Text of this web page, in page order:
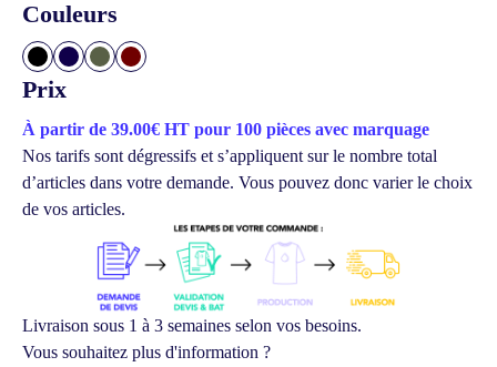
Couleurs
Prix
À partir de 39.00€ HT pour 100 pièces avec marquage
Nos tarifs sont dégressifs et s’appliquent sur le nombre total
d’articles dans votre demande. Vous pouvez donc varier le choix
de vos articles.
Livraison sous 1 à 3 semaines selon vos besoins.
Vous souhaitez plus d'information ?